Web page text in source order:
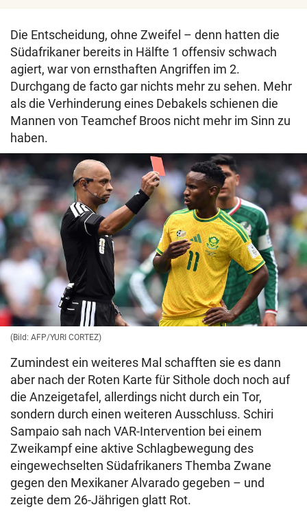
Die Entscheidung, ohne Zweifel – denn hatten die
Südafrikaner bereits in Hälfte 1 offensiv schwach
agiert, war von ernsthaften Angriffen im 2.
Durchgang de facto gar nichts mehr zu sehen. Mehr
als die Verhinderung eines Debakels schienen die
Mannen von Teamchef Broos nicht mehr im Sinn zu
haben.
(Bild: AFP/YURI CORTEZ)
Zumindest ein weiteres Mal schafften sie es dann
aber nach der Roten Karte für Sithole doch noch auf
die Anzeigetafel, allerdings nicht durch ein Tor,
sondern durch einen weiteren Ausschluss. Schiri
Sampaio sah nach VAR-Intervention bei einem
Zweikampf eine aktive Schlagbewegung des
eingewechselten Südafrikaners Themba Zwane
gegen den Mexikaner Alvarado gegeben – und
zeigte dem 26-Jährigen glatt Rot.